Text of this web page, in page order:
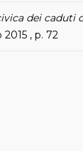
dei caduti
, p. 72